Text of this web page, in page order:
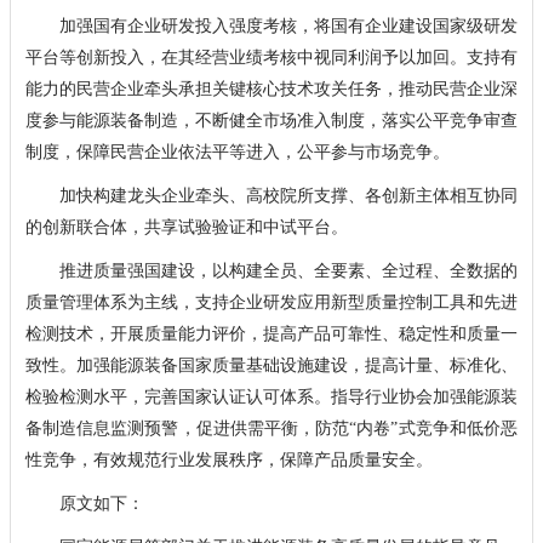
加强国有企业研发投入强度考核，将国有企业建设国家级研发
平台等创新投入，在其经营业绩考核中视同利润予以加回。支持有
能力的民营企业牵头承担关键核心技术攻关任务，推动民营企业深
度参与能源装备制造，不断健全市场准入制度，落实公平竞争审查
制度，保障民营企业依法平等进入，公平参与市场竞争。
加快构建龙头企业牵头、高校院所支撑、各创新主体相互协同
的创新联合体，共享试验验证和中试平台。
推进质量强国建设，以构建全员、全要素、全过程、全数据的
质量管理体系为主线，支持企业研发应用新型质量控制工具和先进
检测技术，开展质量能力评价，提高产品可靠性、稳定性和质量一
致性。加强能源装备国家质量基础设施建设，提高计量、标准化、
检验检测水平，完善国家认证认可体系。指导行业协会加强能源装
备制造信息监测预警，促进供需平衡，防范“内卷”式竞争和低价恶
性竞争，有效规范行业发展秩序，保障产品质量安全。
原文如下：